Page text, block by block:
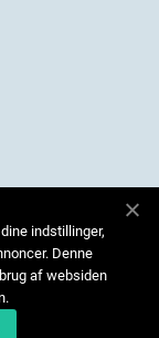
indstillinger,
Denne
af websiden